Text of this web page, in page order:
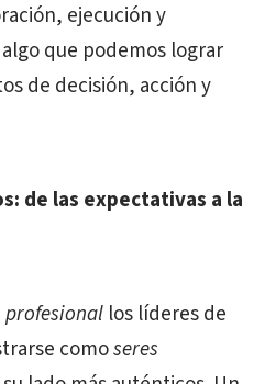
ejecución y
que podemos lograr
de decisión, acción y
de las expectativas a la
profesional los líderes de
comoseres